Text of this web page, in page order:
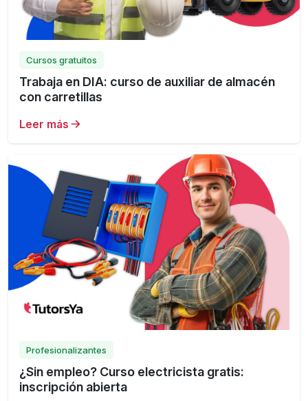
Cursos gratuitos
Trabaja en DIA: curso de auxiliar de almacén
con carretillas
Leer más
Profesionalizantes
¿Sin empleo? Curso electricista gratis:
inscripción abierta